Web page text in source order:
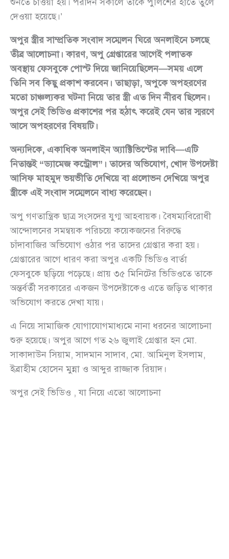
দেওয়া হয়েছে।’
অপুর স্ত্রীর সাম্প্রতিক সংবাদ সম্মেলন ঘিরে অনলাইনে চলছে
তীব্র আলোচনা। কারণ, অপু গ্রেপ্তারের আগেই পলাতক
অবস্থায় ফেসবুকে পোস্ট দিয়ে জানিয়েছিলেন—সময় এলে
তিনি সব কিছু প্রকাশ করবেন। তাছাড়া, অপুকে অপহরণের
মতো চাঞ্চল্যকর ঘটনা নিয়ে তার স্ত্রী এত দিন নীরব ছিলেন।
অপুর সেই ভিডিও প্রকাশের পর হঠাৎ করেই যেন তার স্মরণে
আসে অপহরণের বিষয়টি।
অন্যদিকে, একাধিক অনলাইন অ্যাক্টিভিস্টের দাবি—এটি
নিতান্তই “ড্যামেজ কন্ট্রোল”। তাদের অভিযোগ, খোদ উপদেষ্টা
আসিফ মাহমুদ ভয়ভীতি দেখিয়ে বা প্রলোভন দেখিয়ে অপুর
স্ত্রীকে এই সংবাদ সম্মেলনে বাধ্য করেছেন।
অপু গণতান্ত্রিক ছাত্র সংসদের যুগ্ম আহবায়ক। বৈষম্যবিরোধী
আন্দোলনের সমন্বয়ক পরিচয়ে কয়েকজনের বিরুদ্ধে
চাঁদাবাজির অভিযোগ ওঠার পর তাদের গ্রেপ্তার করা হয়।
গ্রেপ্তারের আগে ধারণ করা অপুর একটি ভিডিও বার্তা
ফেসবুকে ছড়িয়ে পড়েছে। প্রায় ৩৫ মিনিটের ভিডিওতে তাকে
অন্তর্বর্তী সরকারের একজন উপদেষ্টাকেও এতে জড়িত থাকার
অভিযোগ করতে দেখা যায়।
এ নিয়ে সামাজিক যোগাযোগমাধ্যমে নানা ধরনের আলোচনা
শুরু হয়েছে। অপুর আগে গত ২৬ জুলাই গ্রেপ্তার হন মো.
সাকাদাউন সিয়াম, সাদমান সাদাব, মো. আমিনুল ইসলাম,
ইব্রাহীম হোসেন মুন্না ও আব্দুর রাজ্জাক রিয়াদ।
অপুর সেই ভিডিও , যা নিয়ে এতো আলোচনা